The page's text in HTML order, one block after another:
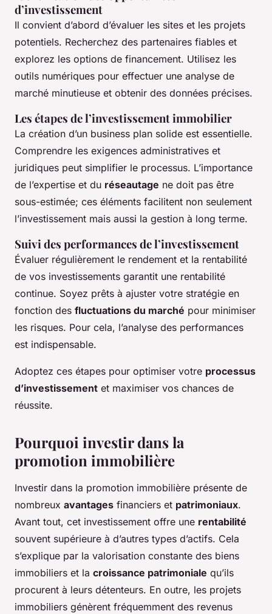
d’investissement
Il convient d’abord d’évaluer les sites et les projets
potentiels. Recherchez des partenaires fiables et
explorez les options de financement. Utilisez les
outils numériques pour effectuer une analyse de
marché minutieuse et obtenir des données précises.
Les étapes de l’investissement immobilier
La création d’un business plan solide est essentielle.
Comprendre les exigences administratives et
juridiques peut simplifier le processus. L’importance
de l’expertise et du réseautage ne doit pas être
sous-estimée; ces éléments facilitent non seulement
l’investissement mais aussi la gestion à long terme.
Suivi des performances de l’investissement
Évaluer régulièrement le rendement et la rentabilité
de vos investissements garantit une rentabilité
continue. Soyez prêts à ajuster votre stratégie en
fonction des fluctuations du marché pour minimiser
les risques. Pour cela, l’analyse des performances
est indispensable.
Adoptez ces étapes pour optimiser votre processus
d’investissement et maximiser vos chances de
réussite.
Pourquoi investir dans la
promotion immobilière
Investir dans la promotion immobilière présente de
nombreux avantages financiers et patrimoniaux.
Avant tout, cet investissement offre une rentabilité
souvent supérieure à d’autres types d’actifs. Cela
s’explique par la valorisation constante des biens
immobiliers et la croissance patrimoniale qu’ils
procurent à leurs détenteurs. En outre, les projets
immobiliers génèrent fréquemment des revenus